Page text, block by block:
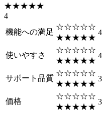
★★★★★
4
機能への満足
☆☆☆☆☆
★★★★★
4
使いやすさ
☆☆☆☆☆
★★★★★
4
サポート品質
☆☆☆☆☆
★★★★★
3
価格
☆☆☆☆☆
★★★★★
3